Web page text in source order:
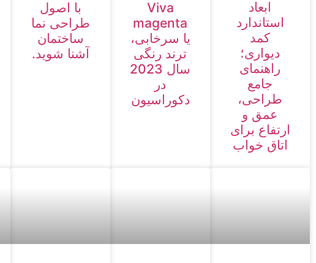
ابعاد
استاندارد
کمد
دیواری؛
راهنمای
جامع
طراحی،
عمق و
ارتفاع برای
اتاق خواب
Viva
magenta
یا سرخابی،
ترند رنگی
سال 2023
در
دکوراسیون
با اصول
طراحی نما
ساختمان
آشنا شوید.